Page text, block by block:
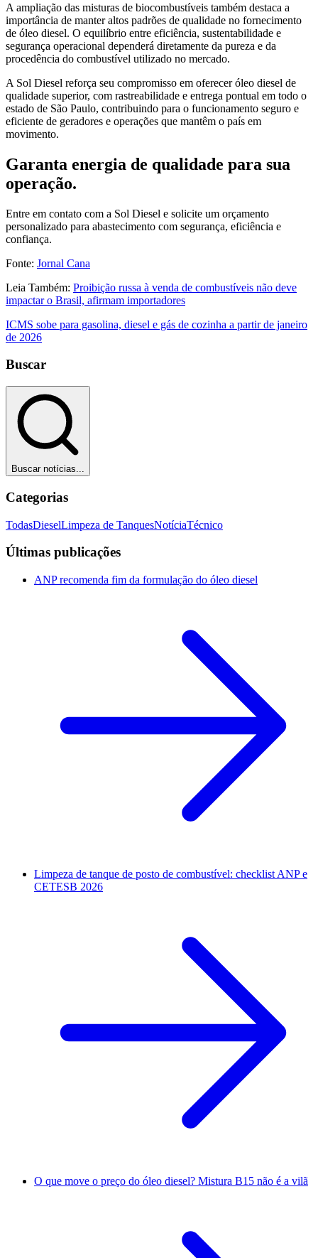
A ampliação das misturas de biocombustíveis também destaca a
importância de manter altos padrões de qualidade no fornecimento
de óleo diesel. O equilíbrio entre eficiência, sustentabilidade e
segurança operacional dependerá diretamente da pureza e da
procedência do combustível utilizado no mercado.
A Sol Diesel reforça seu compromisso em oferecer óleo diesel de
qualidade superior, com rastreabilidade e entrega pontual em todo o
estado de São Paulo, contribuindo para o funcionamento seguro e
eficiente de geradores e operações que mantêm o país em
movimento.
Garanta energia de qualidade para sua
operação.
Entre em contato com a Sol Diesel e solicite um orçamento
personalizado para abastecimento com segurança, eficiência e
confiança.
Fonte: Jornal Cana
Leia Também: Proibição russa à venda de combustíveis não deve
impactar o Brasil, afirmam importadores
ICMS sobe para gasolina, diesel e gás de cozinha a partir de janeiro
de 2026
Buscar
Buscar notícias...
Categorias
TodasDieselLimpeza de TanquesNotíciaTécnico
Últimas publicações
ANP recomenda fim da formulação do óleo diesel
Limpeza de tanque de posto de combustível: checklist ANP e
CETESB 2026
O que move o preço do óleo diesel? Mistura B15 não é a vilã